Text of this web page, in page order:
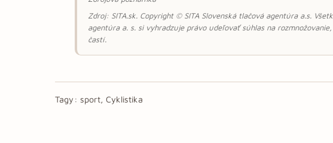
Zdroj: SITA.sk. Copyright © SITA Slovenská tlačová agentúra a.s.
agentúra a. s. si vyhradzuje právo udeľovať súhlas na
častí.
Tagy: sport, Cyklistika